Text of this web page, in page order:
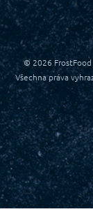
© 2026
Všechna práva